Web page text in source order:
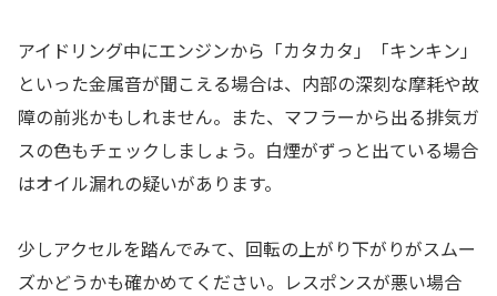
アイドリング中にエンジンから「カタカタ」「キンキン」
といった金属音が聞こえる場合は、内部の深刻な摩耗や故
障の前兆かもしれません。また、マフラーから出る排気ガ
スの色もチェックしましょう。白煙がずっと出ている場合
はオイル漏れの疑いがあります。
少しアクセルを踏んでみて、回転の上がり下がりがスムー
ズかどうかも確かめてください。レスポンスが悪い場合